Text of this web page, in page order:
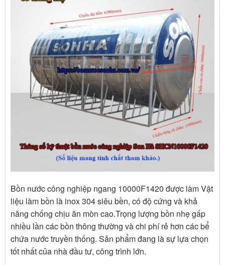
Bồn nước công nghiệp ngang 10000F1420 được làm Vật
liệu làm bồn là inox 304 siêu bền, có độ cứng và khả
năng chống chịu ăn mòn cao.Trọng lượng bồn nhẹ gấp
nhiều lần các bồn thông thường và chi phí rẻ hơn các bể
chứa nước truyền thống. Sản phẩm đang là sự lựa chọn
tốt nhất của nhà đầu tư, công trình lớn.